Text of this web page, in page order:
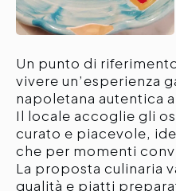
Un punto di
vivere un’esperienza
napoletana autentica
Il locale accoglie gli
curato e piacevole,
che per momenti
La proposta culinaria
qualità e piatti